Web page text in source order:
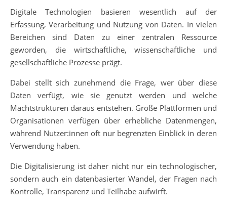
Digitale Technologien basieren wesentlich auf der
Erfassung, Verarbeitung und Nutzung von Daten. In vielen
Bereichen sind Daten zu einer zentralen Ressource
geworden, die wirtschaftliche, wissenschaftliche und
gesellschaftliche Prozesse prägt.
Dabei stellt sich zunehmend die Frage, wer über diese
Daten verfügt, wie sie genutzt werden und welche
Machtstrukturen daraus entstehen. Große Plattformen und
Organisationen verfügen über erhebliche Datenmengen,
während Nutzer:innen oft nur begrenzten Einblick in deren
Verwendung haben.
Die Digitalisierung ist daher nicht nur ein technologischer,
sondern auch ein datenbasierter Wandel, der Fragen nach
Kontrolle, Transparenz und Teilhabe aufwirft.